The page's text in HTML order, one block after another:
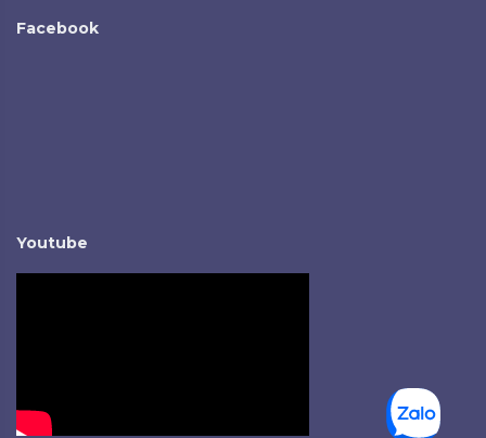
Facebook
Youtube